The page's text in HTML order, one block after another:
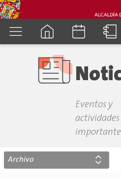
Eventos y
actividades
Archivo